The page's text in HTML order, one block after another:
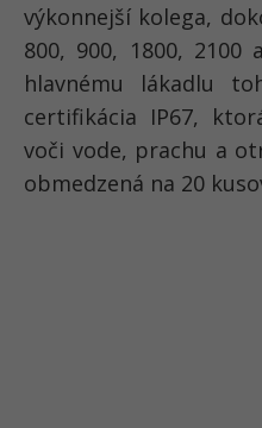
výkonnejší kolega,
800, 900, 1800, 2100
hlavnému lákadlu
certifikácia IP67,
voči vode, prachu a
obmedzená na 20